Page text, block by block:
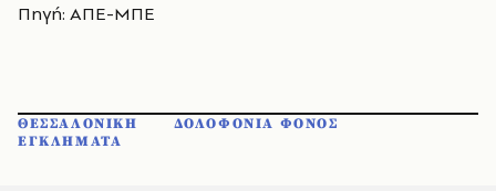
Πηγή: ΑΠΕ-ΜΠΕ
ΘΕΣΣΑΛΟΝΙΚΗ
ΔΟΛΟΦΟΝΙΑ ΦΟΝΟΣ
ΕΓΚΛΗΜΑΤΑ